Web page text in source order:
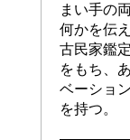
まい手の
何かを伝
古民家鑑
をもち、
ベーショ
を持つ。